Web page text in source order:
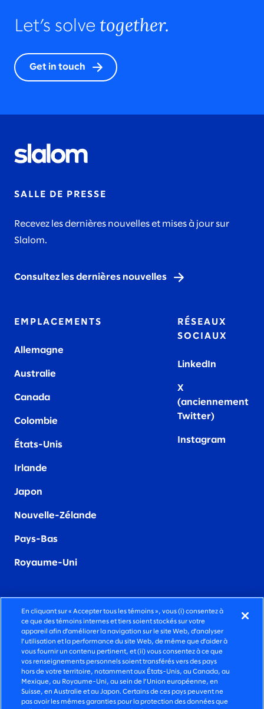
Let’s solve together.
Get in touch
SALLE DE PRESSE
Recevez les dernières nouvelles et mises à jour sur
Slalom.
Consultez les dernières nouvelles
EMPLACEMENTS
Allemagne
Australie
Canada
Colombie
États-Unis
Irlande
Japon
Nouvelle-Zélande
Pays-Bas
Royaume-Uni
RÉSEAUX
SOCIAUX
LinkedIn
X
(anciennement
Twitter)
Instagram
DES SERVICES-CONSEILS FONCIÈREMENT
HUMAINS
©2026 SLALOM, INC. TOUS DROITS RÉSERVÉS.
POLITIQUE DE CONFIDENTIALITÉ
CONDITIONS D’UTILISATION
En cliquant sur « Accepter tous les témoins », vous (i) consentez à
ce que des témoins internes et tiers soient stockés sur votre
appareil afin d’améliorer la navigation sur le site Web, d’analyser
l’utilisation et la performance du site Web, de même que d’aider à
vous fournir un contenu pertinent, et (ii) vous consentez à ce que
vos renseignements personnels soient transférés vers des pays
hors de votre territoire, notamment aux États-Unis, au Canada, au
Mexique, au Royaume-Uni, au sein de l’Union européenne, en
Suisse, en Australie et au Japon. Certains de ces pays peuvent ne
pas avoir les mêmes garanties pour la protection des données que